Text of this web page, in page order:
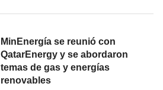
MinEnergía se reunió con
QatarEnergy y se abordaron
temas de gas y energías
renovables